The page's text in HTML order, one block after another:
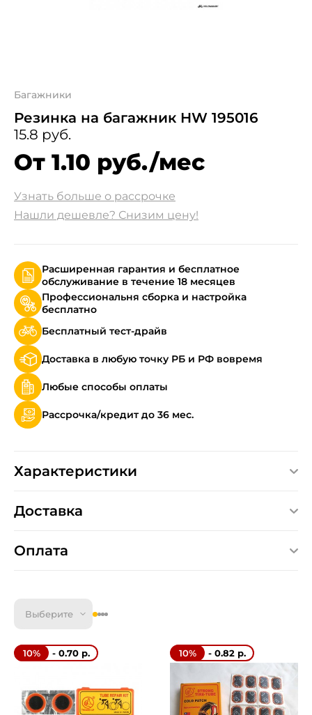
Багажники
Резинка на багажник HW 195016
15.8 руб.
От 1.10 руб./мес
Узнать больше о рассрочке
Нашли дешевле? Снизим цену!
Расширенная гарантия и бесплатное
обслуживание в течение 18 месяцев
Профессиональня сборка и настройка
бесплатно
Бесплатный тест-драйв
Доставка в любую точку РБ и РФ вовремя
Любые способы оплаты
Рассрочка/кредит до 36 мес.
Характеристики
Доставка
Оплата
Выберите
10% - 0.70 р. 10% - 0.82 р.